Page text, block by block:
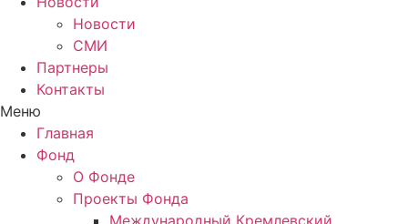
Новости
СМИ
Партнеры
Контакты
Меню
Главная
Фонд
О Фонде
Проекты Фонда
Международный Кремлевский